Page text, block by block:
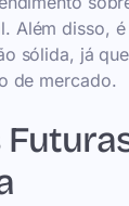
Além disso,
sólida, já
de mercado.